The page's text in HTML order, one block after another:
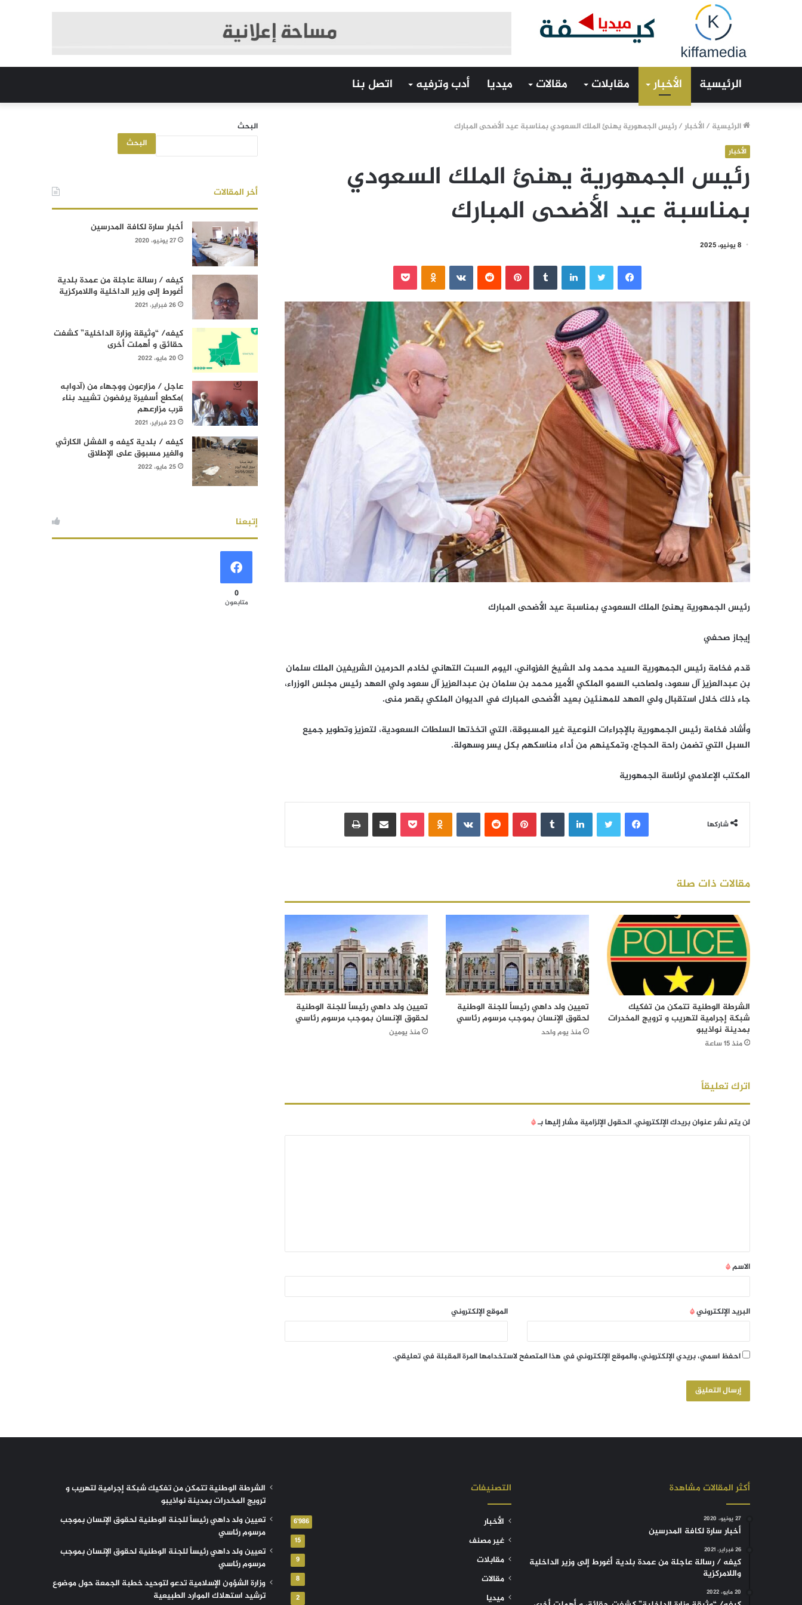
الرئيسية الأخبار مقابلات مقالات ميديا أدب وترفيه اتصل بنا
الرئيسية /الأخبار/رئيس الجمهورية يهنئ الملك السعودي بمناسبة عيد الأضحى المبارك
الأخبار
رئيس الجمهورية يهنئ الملك السعودي
بمناسبة عيد الأضحى المبارك
8 يونيو، 2025
فيسبوك لينكدإن بينتيريست
رئيس الجمهورية يهنئ الملك السعودي بمناسبة عيد الأضحى المبارك
إيجاز صحفي
قدم فخامة رئيس الجمهورية السيد محمد ولد الشيخ الغزواني، اليوم السبت التهاني لخادم الحرمين الشريفين الملك سلمان
بن عبدالعزيز آل سعود، ولصاحب السمو الملكي الأمير محمد بن سلمان بن عبدالعزيز آل سعود ولي العهد رئيس مجلس الوزراء،
جاء ذلك خلال استقبال ولي العهد للمهنئين بعيد الأضحى المبارك في الديوان الملكي بقصر منى.
وأشاد فخامة رئيس الجمهورية بالإجراءات النوعية غير المسبوقة، التي اتخذتها السلطات السعودية، لتعزيز وتطوير جميع
السبل التي تضمن راحة الحجاج، وتمكينهم من أداء مناسكهم بكل يسر وسهولة.
المكتب الإعلامي لرئاسة الجمهورية
شاركها
فيسبوك لينكدإن بينتيريست بوكيت مشاركة عبر البريد
مقالات ذات صلة
الشرطة الوطنية تتمكن من تفكيك
شبكة إجرامية لتهريب و ترويج المخدرات
بمدينة نواذيبو
منذ 15 ساعة
تعيين ولد داهي رئيساً للجنة الوطنية
لحقوق الإنسان بموجب مرسوم رئاسي
منذ يوم واحد
تعيين ولد داهي رئيساً للجنة الوطنية
لحقوق الإنسان بموجب مرسوم رئاسي
منذ يومين
اترك تعليقاً
لن يتم نشر عنوان بريدك الإلكتروني.الحقول الإلزامية مشار إليها بـ*
الاسم*
البريد الإلكتروني* الموقع الإلكتروني
احفظ اسمي، بريدي الإلكتروني، والموقع الإلكتروني في هذا المتصفح لاستخدامها المرة المقبلة في تعليقي.
البحث
البحث
أخر المقالات
أخبار سارة لكافة المدرسين
27 يونيو، 2020
كيفه / رسالة عاجلة من عمدة بلدية
أغورط إلى وزير الداخلية واللامركزية
26 فبراير، 2021
كيفه/ “وثيقة وزارة الداخلية” كشفت
حقائق و أهملت أخرى
20 مايو، 2022
عاجل / مزارعون ووجهاء من (آدوابه
)مكطع أسفيرة يرفضون تشييد بناء
قرب مزارعهم
23 فبراير، 2021
كيفه / بلدية كيفه و الفشل الكارثي
والغير مسبوق على الإطلاق
25 مايو، 2022
إتبعنا
0
متابعون
أكثر المقالات مشاهدة
27 يونيو، 2020
أخبار سارة لكافة المدرسين
26 فبراير، 2021
كيفه / رسالة عاجلة من عمدة بلدية أغورط إلى وزير الداخلية
واللامركزية
20 مايو، 2022
التصنيفات
الأخبار 6٬986
غير مصنف 15
مقابلات 9
مقالات 8
ميديا 2
الشرطة الوطنية تتمكن من تفكيك شبكة إجرامية لتهريب و
ترويج المخدرات بمدينة نواذيبو
تعيين ولد داهي رئيساً للجنة الوطنية لحقوق الإنسان بموجب
مرسوم رئاسي
تعيين ولد داهي رئيساً للجنة الوطنية لحقوق الإنسان بموجب
مرسوم رئاسي
وزارة الشؤون الإسلامية تدعو لتوحيد خطبة الجمعة حول موضوع
ترشيد استهلاك الموارد الطبيعية